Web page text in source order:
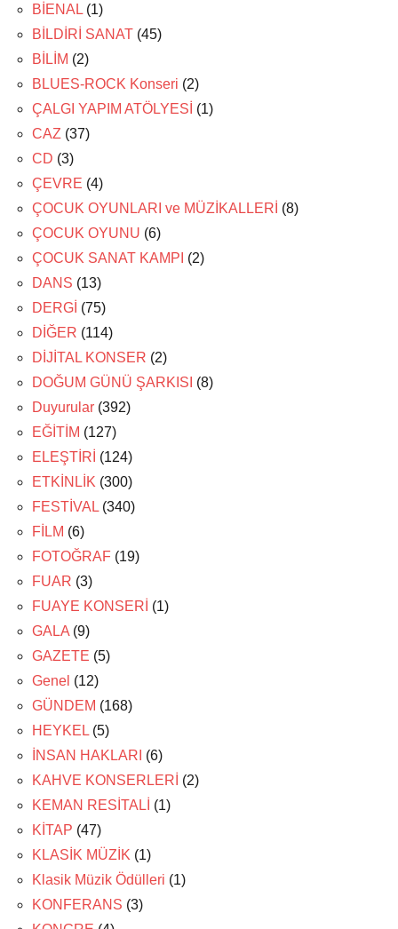
BİENAL (1)
BİLDİRİ SANAT (45)
BİLİM (2)
BLUES-ROCK Konseri (2)
ÇALGI YAPIM ATÖLYESİ (1)
CAZ (37)
CD (3)
ÇEVRE (4)
ÇOCUK OYUNLARI ve MÜZİKALLERİ (8)
ÇOCUK OYUNU (6)
ÇOCUK SANAT KAMPI (2)
DANS (13)
DERGİ (75)
DİĞER (114)
DİJİTAL KONSER (2)
DOĞUM GÜNÜ ŞARKISI (8)
Duyurular (392)
EĞİTİM (127)
ELEŞTİRİ (124)
ETKİNLİK (300)
FESTİVAL (340)
FİLM (6)
FOTOĞRAF (19)
FUAR (3)
FUAYE KONSERİ (1)
GALA (9)
GAZETE (5)
Genel (12)
GÜNDEM (168)
HEYKEL (5)
İNSAN HAKLARI (6)
KAHVE KONSERLERİ (2)
KEMAN RESİTALİ (1)
KİTAP (47)
KLASİK MÜZİK (1)
Klasik Müzik Ödülleri (1)
KONFERANS (3)